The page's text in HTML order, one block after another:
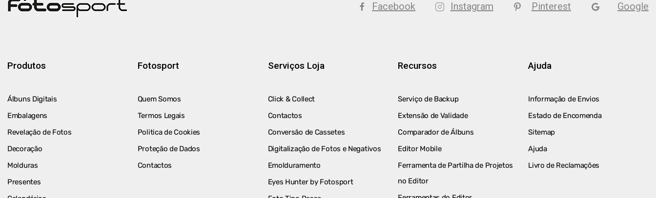
Facebook Instagram Pinterest Google
Produtos
Álbuns Digitais
Embalagens
Revelação de Fotos
Decoração
Molduras
Presentes
Fotosport
Quem Somos
Termos Legais
Politica de Cookies
Proteção de Dados
Contactos
Serviços Loja
Click & Collect
Contactos
Conversão de Cassetes
Digitalização de Fotos e Negativos
Emolduramento
Eyes Hunter by Fotosport
Recursos
Serviço de Backup
Extensão de Validade
Comparador de Álbuns
Editor Mobile
Ferramenta de Partilha de Projetos
no Editor
Ajuda
Informação de Envios
Estado de Encomenda
Sitemap
Ajuda
Livro de Reclamações